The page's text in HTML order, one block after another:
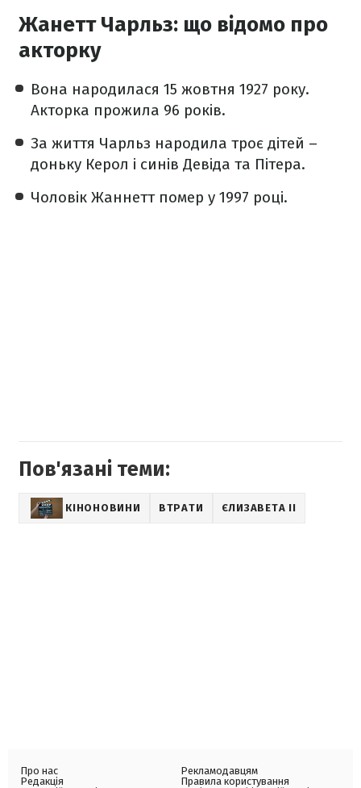
Жанетт Чарльз: що відомо про
акторку
Вона народилася 15 жовтня 1927 року.
Акторка прожила 96 років.
За життя Чарльз народила троє дітей –
доньку Керол і синів Девіда та Пітера.
Чоловік Жаннетт помер у 1997 році.
Пов'язані теми:
КІНОНОВИНИ ВТРАТИ ЄЛИЗАВЕТА II
Про нас
Редакція
Рекламодавцям
Правила користування